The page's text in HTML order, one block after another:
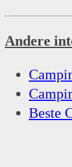
Andere
Beste